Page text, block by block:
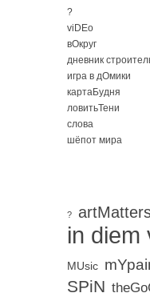
?
viDEo
вОкруг
дневник
игра в дОмики
картаБудня
ловитьТени
слова
шёпот мира
?
in diem
MUsic
SPiN